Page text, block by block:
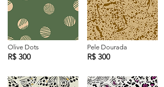
Olive Dots
R$ 300
Exclusiva | Exclusive
Pele Dourada
R$ 300
Exclusiva | Exclusive